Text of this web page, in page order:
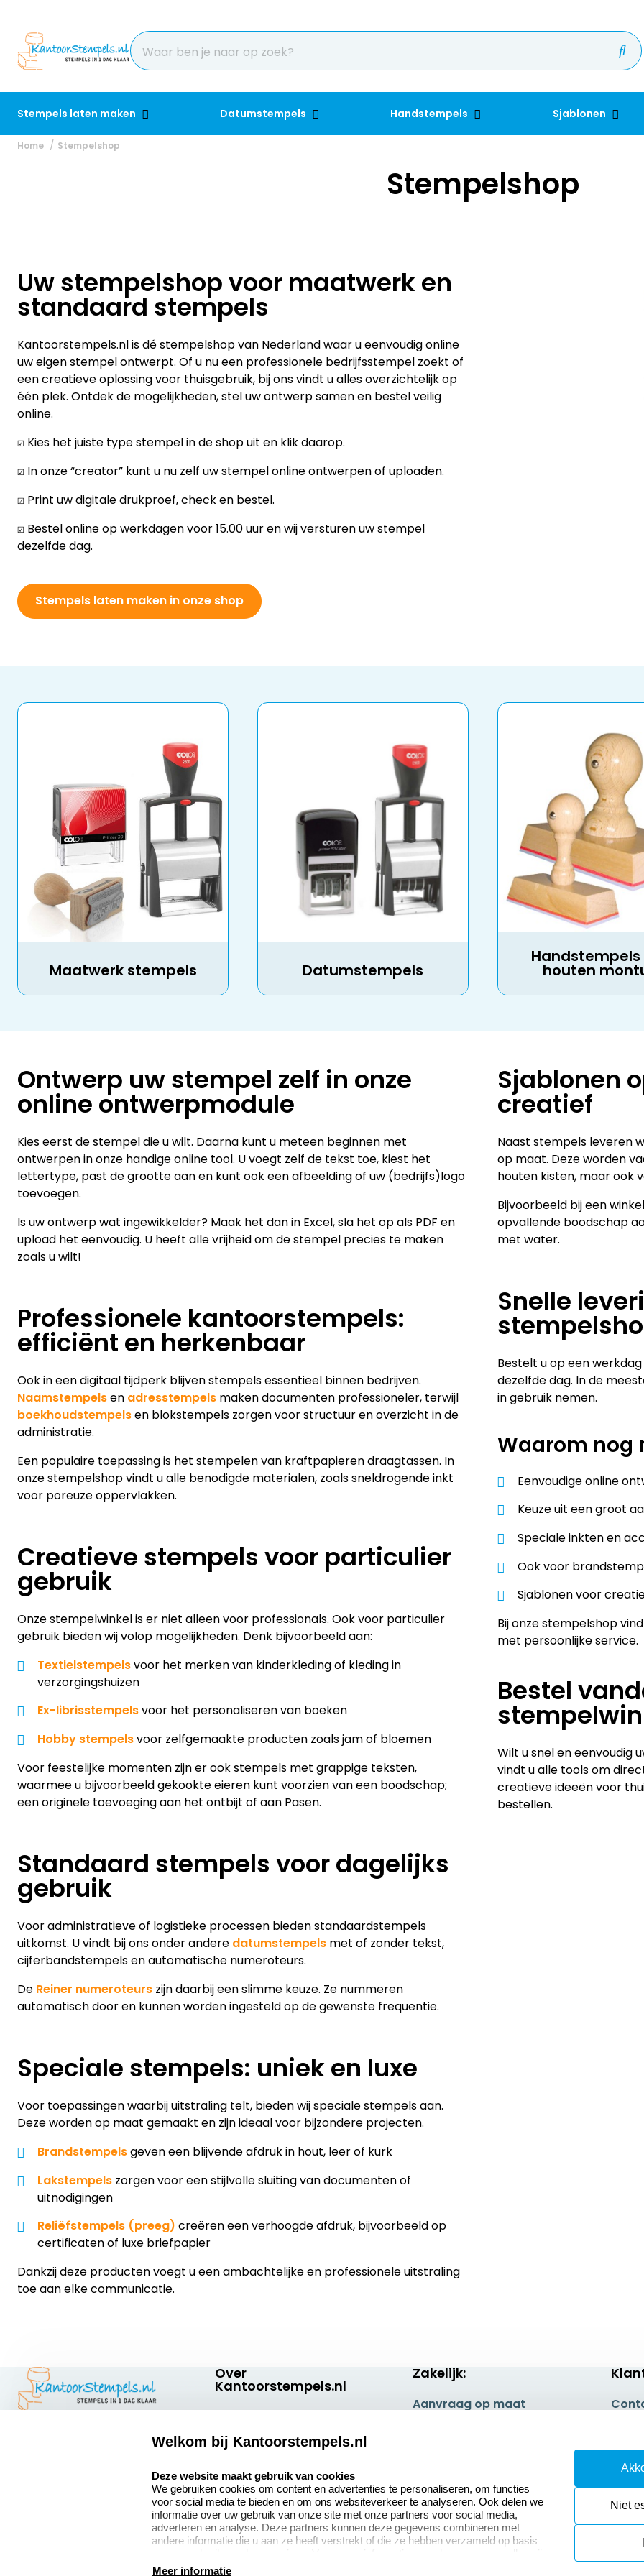
Stempels laten maken Datumstempels Handstempels Sjablonen
Home Stempelshop
Stempelshop
Uw stempelshop voor maatwerk en
standaard stempels
Kantoorstempels.nl is dé stempelshop van Nederland waar u eenvoudig online
uw eigen stempel ontwerpt. Of u nu een professionele bedrijfsstempel zoekt of
een creatieve oplossing voor thuisgebruik, bij ons vindt u alles overzichtelijk op
één plek. Ontdek de mogelijkheden, stel uw ontwerp samen en bestel veilig
online.
☑️ Kies het juiste type stempel in de shop uit en klik daarop.
☑️ In onze “creator” kunt u nu zelf uw stempel online ontwerpen of uploaden.
☑️ Print uw digitale drukproef, check en bestel.
☑️ Bestel online op werkdagen voor 15.00 uur en wij versturen uw stempel
dezelfde dag.
Stempels laten maken in onze shop
Maatwerk stempels Datumstempels houten
Ontwerp uw stempel zelf in onze
online ontwerpmodule
Kies eerst de stempel die u wilt. Daarna kunt u meteen beginnen met
ontwerpen in onze handige online tool. U voegt zelf de tekst toe, kiest het
lettertype, past de grootte aan en kunt ook een afbeelding of uw (bedrijfs)logo
toevoegen.
Is uw ontwerp wat ingewikkelder? Maak het dan in Excel, sla het op als PDF en
upload het eenvoudig. U heeft alle vrijheid om de stempel precies te maken
zoals u wilt!
Professionele kantoorstempels:
efficiënt en herkenbaar
Ook in een digitaal tijdperk blijven stempels essentieel binnen bedrijven.
Naamstempelsen adresstempels maken documenten professioneler, terwijl
boekhoudstempelsen blokstempels zorgen voor structuur en overzicht in de
administratie.
Een populaire toepassing is het stempelen van kraftpapieren draagtassen. In
onze stempelshop vindt u alle benodigde materialen, zoals sneldrogende inkt
voor poreuze oppervlakken.
Creatieve stempels voor particulier
gebruik
Onze stempelwinkel is er niet alleen voor professionals. Ook voor particulier
gebruik bieden wij volop mogelijkheden. Denk bijvoorbeeld aan:
Textielstempelsvoor het merken van kinderkleding of kleding in
verzorgingshuizen
Ex-librisstempelsvoor het personaliseren van boeken
Hobby stempelsvoor zelfgemaakte producten zoals jam of bloemen
Voor feestelijke momenten zijn er ook stempels met grappige teksten,
waarmee u bijvoorbeeld gekookte eieren kunt voorzien van een boodschap;
een originele toevoeging aan het ontbijt of aan Pasen.
Standaard stempels voor dagelijks
gebruik
Voor administratieve of logistieke processen bieden standaardstempels
uitkomst. U vindt bij ons onder andere datumstempels met of zonder tekst,
cijferbandstempels en automatische numeroteurs.
De Reiner numeroteurs zijn daarbij een slimme keuze. Ze nummeren
automatisch door en kunnen worden ingesteld op de gewenste frequentie.
Speciale stempels: uniek en luxe
Voor toepassingen waarbij uitstraling telt, bieden wij speciale stempels aan.
Deze worden op maat gemaakt en zijn ideaal voor bijzondere projecten.
Brandstempelsgeven een blijvende afdruk in hout, leer of kurk
Lakstempels zorgen voor een stijlvolle sluiting van documenten of
uitnodigingen
Reliëfstempels (preeg) creëren een verhoogde afdruk, bijvoorbeeld op
certificaten of luxe briefpapier
Dankzij deze producten voegt u een ambachtelijke en professionele uitstraling
toe aan elke communicatie.
Sjablonen
creatief
Naast stempels leveren
op maat. Deze worden
houten kisten, maar ook
Bijvoorbeeld bij een
opvallende boodschap
met water.
Snelle
Bestelt u op een
dezelfde dag. In de
in gebruik nemen.
Waarom nog
Eenvoudige online
Keuze uit een groot
Speciale inkten en
Ook voor
Sjablonen voor
Bij onze stempelshop
met persoonlijke service.
Bestel
Wilt u snel en eenvoudig
vindt u alle tools om
creatieve ideeën voor
bestellen.
Over
Kantoorstempels.nl
Bedrijfsgegevens
Extra informatie
Onze vacatures
Zakelijk:
Aanvraag op maat
Sale
Welkom bij Kantoorstempels.nl
Deze website maakt gebruik van cookies
We gebruiken cookies om content en advertenties te personaliseren, om functies
voor social media te bieden en om ons websiteverkeer te analyseren. Ook delen we
informatie over uw gebruik van onze site met onze partners voor social media,
adverteren en analyse. Deze partners kunnen deze gegevens combineren met
andere informatie die u aan ze heeft verstrekt of die ze hebben verzameld op basis
verzamelen verwijzen wij u graag door naar ons privacy statement.
Meer informatie
Niet